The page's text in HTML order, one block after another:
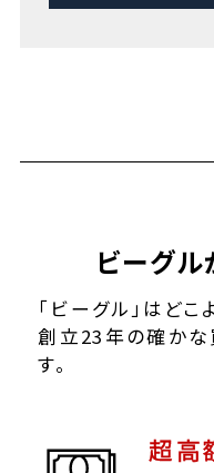
ビーグ
「ビーグル」はどこ
創立23年の確か
す。
超高